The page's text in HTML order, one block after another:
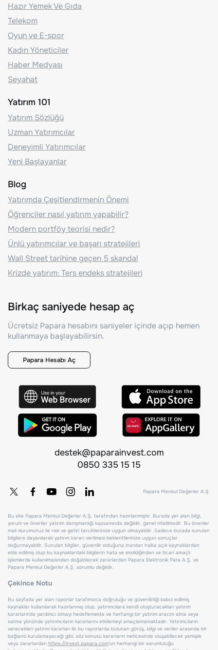
Hazır Yemek Ve Gıda
Telekom
Oyun ve E-spor
Kadın Yöneticiler
Haber Medyası
Seyahat
Yatırım 101
Yatırım Sözlüğü
Uzman Yatırımcılar
Deneyimli Yatırımcılar
Yeni Başlayanlar
Blog
Yatırımda Çeşitlendirmenin Önemi
Öğrenciler nasıl yatırım yapabilir?
Modern portföy teorisi nedir?
Ünlü yatırımcılar ve başarı stratejileri
Wall Street tarihine geçen 5 skandal
Krizde yatırım: Ters endeks stratejileri
Birkaç saniyede hesap aç
Ücretsiz Papara hesabını saniyeler içinde açıp hemen
kullanmaya başlayabilirsin.
Papara Hesabı Aç
destek@paparainvest.com
0850 335 15 15
Papara Menkul Değerler A.Ş.
Bu site Papara Menkul Değerler A.Ş. tarafından hazırlanmıştır. Burada yer alan bilgi,
yorum ve öneriler yatırım danışmanlığı kapsamında değildir, genel niteliktedir. Bu öneriler
mali durumunuz ile risk ve getiri tercihlerinize uygun olmayabilir. Sadece burada sunulan
bilgilere dayanılarak yatırım kararı verilmesi beklentilerinize uygun sonuçlar
doğurmayabilir. Sunulan bilgiler, güvenilir olduğuna inanılan halka açık kaynaklardan
elde edilmiş olup bu kaynaklardaki bilgilerin hata ve eksikliğinden ve ticari amaçlı
işlemlerde kullanılmasından doğabilecek zararlardan Papara Elektronik Para A.Ş. ve
Papara Menkul Değerler A.Ş. sorumlu değildir.
Çekince Notu
Bu sayfada yer alan raporlar tarafımızca doğruluğu ve güvenilirliği kabul edilmiş
kaynaklar kullanılarak hazırlanmış olup, yatırımcılara kendi oluşturacakları yatırım
kararlarında yardımcı olmayı hedeflemekte ve herhangi bir yatırım aracını alma veya
satma yönünde yatırımcıların kararlarını etkilemeyi amaçlamamaktadır. Yatırımcıların
verecekleri yatırım kararları ile bu raporlarda bulunan görüş, bilgi ve veriler arasında bir
bağlantı kurulamayacağı gibi, söz konusu kararların neticesinde oluşabilecek yanlışlık
veya zararlardan https://invest.papara.com'un herhangi bir sorumluluğu